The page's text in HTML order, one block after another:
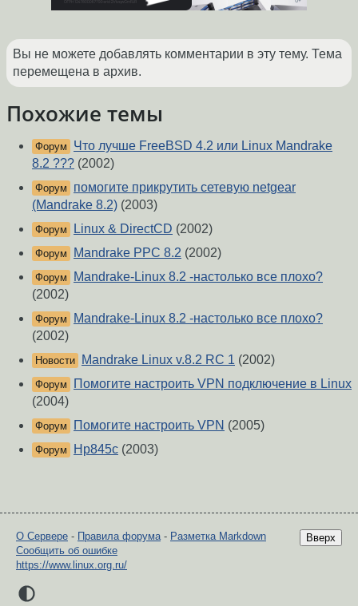
Вы не можете добавлять комментарии в эту тему. Тема
перемещена в архив.
Похожие темы
Форум
Что лучше FreeBSD 4.2 или Linux Mandrake
8.2 ??? (2002)
Форум
помогите прикрутить сетевую netgear
(Mandrake 8.2) (2003)
Форум Linux & DirectCD (2002)
Форум Mandrake PPC 8.2 (2002)
Форум
Mandrake-Linux 8.2 -настолько все плохо?
(2002)
Форум
Mandrake-Linux 8.2 -настолько все плохо?
(2002)
Новости Mandrake Linux v.8.2 RC 1 (2002)
Форум
Помогите настроить VPN подключение в Linux
(2004)
Форум Помогите настроить VPN (2005)
Форум Hp845c (2003)
Вверх
О Сервере - Правила форума- Разметка Markdown
Сообщить об ошибке
https://www.linux.org.ru/